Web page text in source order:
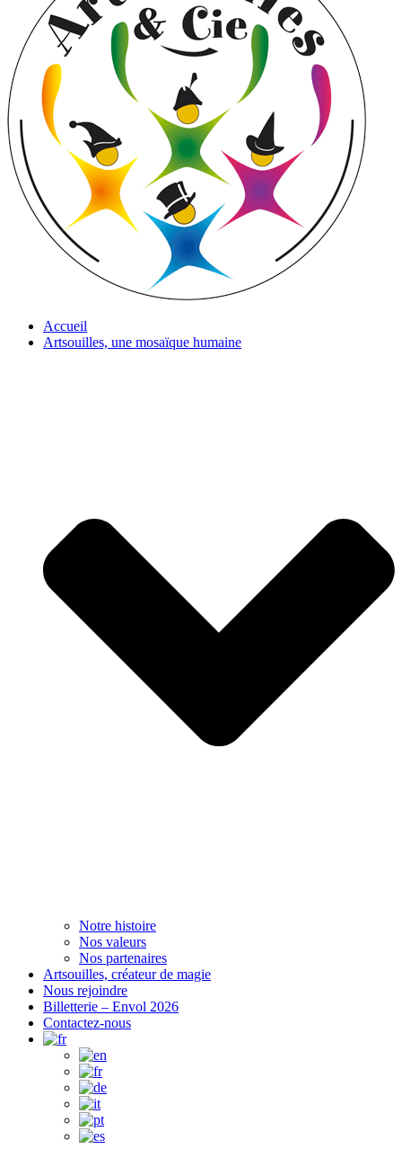
Accueil
Artsouilles, une mosaïque humaine
Notre histoire
Nos valeurs
Nos partenaires
Artsouilles, créateur de magie
Nous rejoindre
Billetterie – Envol 2026
Contactez-nous